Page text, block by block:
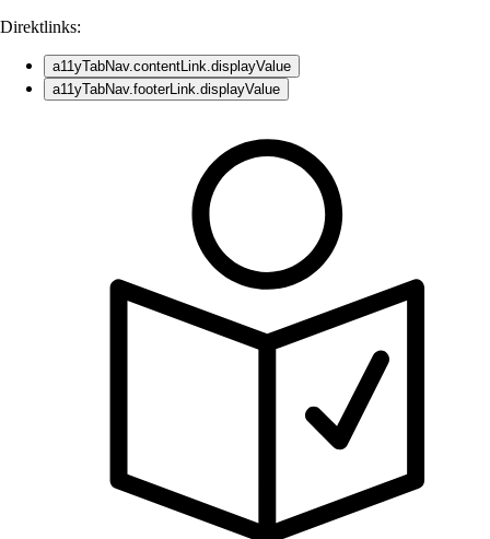
Direktlinks:
a11yTabNav.contentLink.displayValue
a11yTabNav.footerLink.displayValue